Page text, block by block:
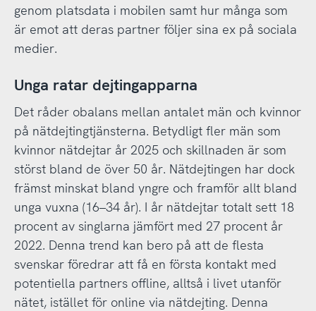
genom platsdata i mobilen samt hur många som
är emot att deras partner följer sina ex på sociala
medier.
Unga ratar dejtingapparna
Det råder obalans mellan antalet män och kvinnor
på nätdejtingtjänsterna. Betydligt fler män som
kvinnor nätdejtar år 2025 och skillnaden är som
störst bland de över 50 år. Nätdejtingen har dock
främst minskat bland yngre och framför allt bland
unga vuxna (16–34 år). I år nätdejtar totalt sett 18
procent av singlarna jämfört med 27 procent år
2022. Denna trend kan bero på att de flesta
svenskar föredrar att få en första kontakt med
potentiella partners offline, alltså i livet utanför
nätet, istället för online via nätdejting. Denna